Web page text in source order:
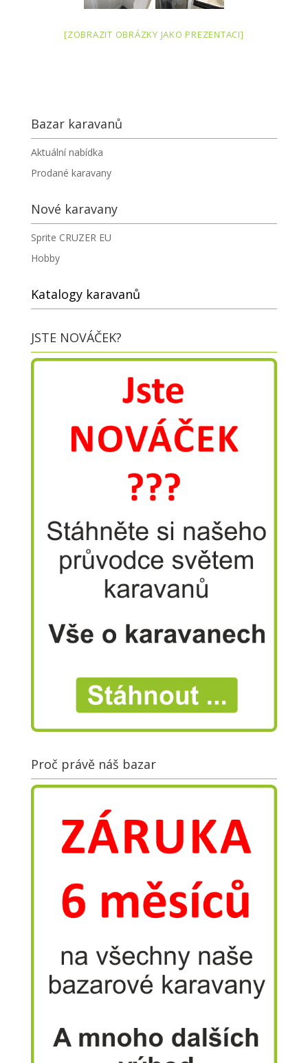
[ZOBRAZIT OBRÁZKY JAKO PREZENTACI]
Bazar karavanů
Aktuální nabídka
Prodané karavany
Nové karavany
Sprite CRUZER EU
Hobby
Katalogy karavanů
JSTE NOVÁČEK?
Proč právě náš bazar